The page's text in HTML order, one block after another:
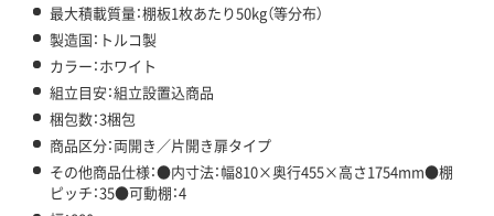
最大積載質量：棚板1枚あたり50kg（等分布）
製造国：トルコ製
カラー：ホワイト
組立目安：組立設置込商品
梱包数：3梱包
商品区分：両開き／片開き扉タイプ
その他商品仕様：●内寸法：幅810×奥行455×高さ1754mm●棚
ピッチ：35●可動棚：4